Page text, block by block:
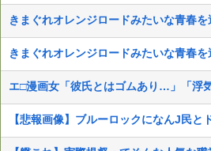
きまぐれオレンジロードみたいな青春
きまぐれオレンジロードみたいな青春